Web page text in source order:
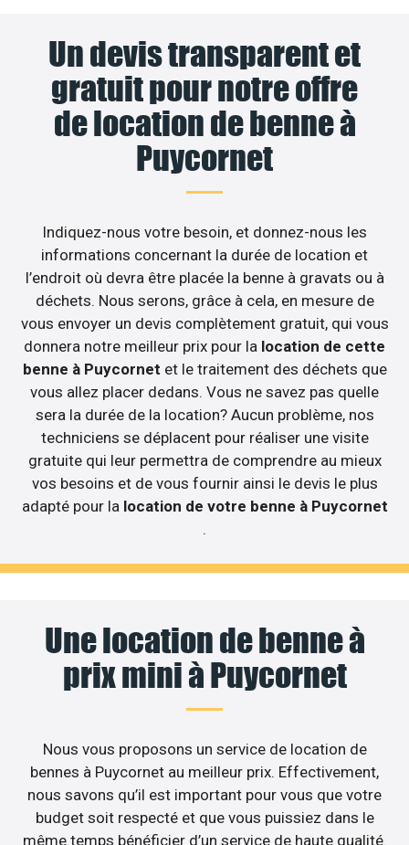
Un devis transparent et
gratuit pour notre offre
de location de benne à
Puycornet
Indiquez-nous votre besoin, et donnez-nous les
informations concernant la durée de location et
l’endroit où devra être placée la benne à gravats ou à
déchets. Nous serons, grâce à cela, en mesure de
vous envoyer un devis complètement gratuit, qui vous
donnera notre meilleur prix pour la location de cette
benne à Puycornet et le traitement des déchets que
vous allez placer dedans. Vous ne savez pas quelle
sera la durée de la location? Aucun problème, nos
techniciens se déplacent pour réaliser une visite
gratuite qui leur permettra de comprendre au mieux
vos besoins et de vous fournir ainsi le devis le plus
adapté pour la location de votre benne à Puycornet
.
Une location de benne à
prix mini à Puycornet
Nous vous proposons un service de location de
bennes à Puycornet au meilleur prix. Effectivement,
nous savons qu’il est important pour vous que votre
budget soit respecté et que vous puissiez dans le
même temps bénéficier d’un service de haute qualité.